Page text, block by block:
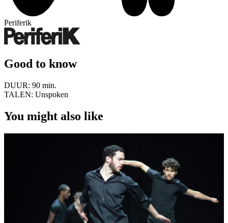
Periferik
Good to know
DUUR: 90 min.
TALEN: Unspoken
You might also like